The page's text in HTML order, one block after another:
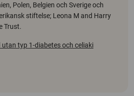
Polen, Belgien och Sverige och
stiftelse; Leona M and Harry
Trust.
utan typ 1-diabetes och celiaki